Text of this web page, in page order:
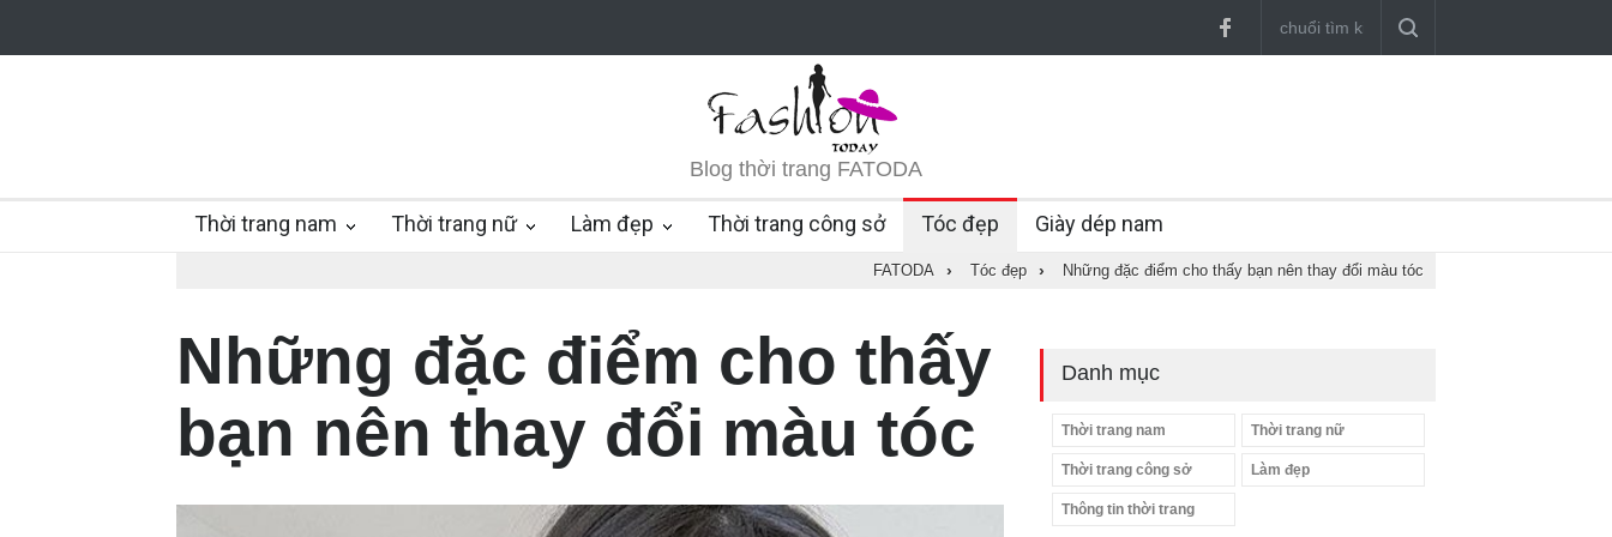
Blog thời trang FATODA
Thời trang nam Thời trang nữ Làm đẹp Thời trang công sở Tóc đẹp Giày dép nam
FATODA › Tóc đẹp › Những đặc điểm cho thấy bạn nên thay đổi màu tóc
Những đặc điểm cho thấy
bạn nên thay đổi màu tóc
Danh mục
Thời trang nam Thời trang nữ
Thời trang công sở Làm đẹp
Thông tin thời trang